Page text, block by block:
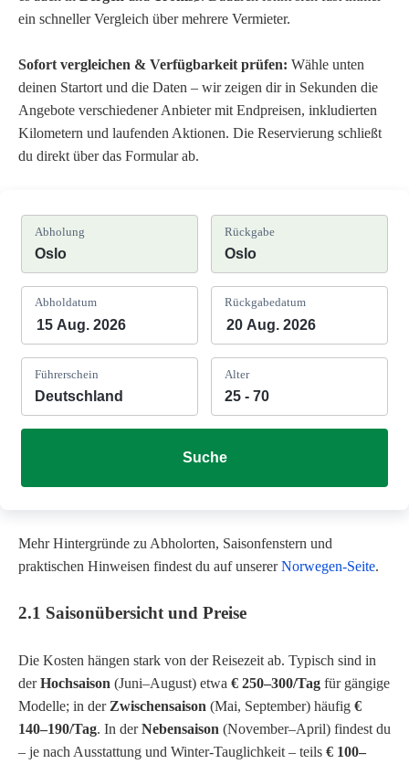
ein schneller Vergleich über mehrere Vermieter.
Sofort vergleichen & Verfügbarkeit prüfen: Wähle unten
deinen Startort und die Daten – wir zeigen dir in Sekunden die
Angebote verschiedener Anbieter mit Endpreisen, inkludierten
Kilometern und laufenden Aktionen. Die Reservierung schließt
du direkt über das Formular ab.
Führerschein Alter
Abholung Rückgabe
Abholdatum Rückgabedatum
Suche
Mehr Hintergründe zu Abholorten, Saisonfenstern und
praktischen Hinweisen findest du auf unsererNorwegen-Seite.
2.1 Saisonübersicht und Preise
Die Kosten hängen stark von der Reisezeit ab. Typisch sind in
derHochsaison (Juni–August) etwa € 250–300/Tag für gängige
Modelle; in der Zwischensaison (Mai, September) häufig €
140–190/Tag. In derNebensaison (November–April) findest du
– je nach Ausstattung und Winter-Tauglichkeit – teils € 100–